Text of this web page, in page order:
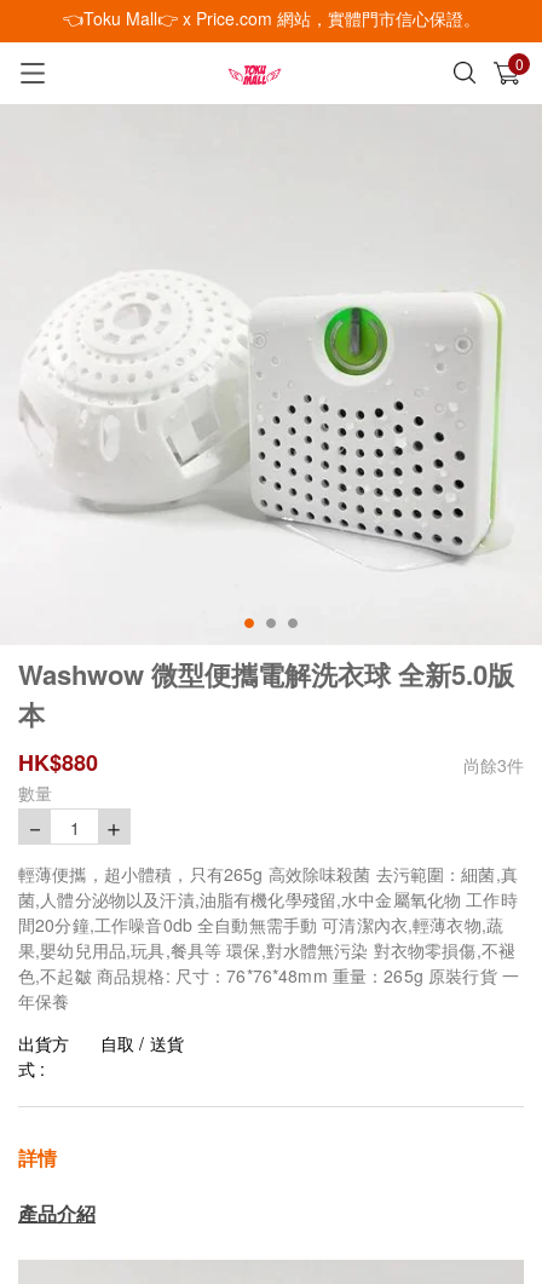
👈Toku Mall👉 x Price.com 網站，實體門市信心保證。
0
已加入購物車 查看
Washwow 微型便攜電解洗衣球 全新5.0版
本
HK$880 尚餘3件
數量
－ 1 ＋
輕薄便攜，超小體積，只有265g 高效除味殺菌 去污範圍：細菌,真
菌,人體分泌物以及汗漬,油脂有機化學殘留,水中金屬氧化物 工作時
間20分鐘,工作噪音0db 全自動無需手動 可清潔內衣,輕薄衣物,蔬
果,嬰幼兒用品,玩具,餐具等 環保,對水體無污染 對衣物零損傷,不褪
色,不起皺 商品規格: 尺寸：76*76*48mm 重量：265g 原裝行貨 一
年保養
出貨方
式 :
自取 / 送貨
詳情
產品介紹